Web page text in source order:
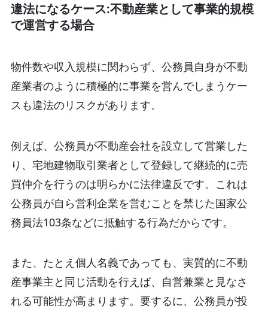
違法になるケース:不動産業として事業的規模
で運営する場合
物件数や収入規模に関わらず、公務員自身が不動
産業者のように積極的に事業を営んでしまうケー
スも違法のリスクがあります。
例えば、公務員が不動産会社を設立して営業した
り、宅地建物取引業者として登録して継続的に売
買仲介を行うのは明らかに法律違反です。これは
公務員が自ら営利企業を営むことを禁じた国家公
務員法103条などに抵触する行為だからです。
また、たとえ個人名義であっても、実質的に不動
産事業主と同じ活動を行えば、自営兼業と見なさ
れる可能性が高まります。要するに、公務員が投